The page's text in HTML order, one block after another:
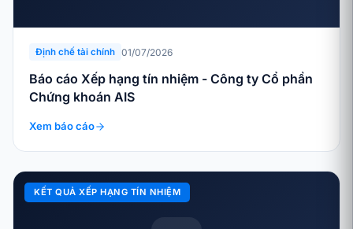
Định chế tài chính 01/07/2026
Báo cáo Xếp hạng tín nhiệm - Công ty Cổ phần
Chứng khoán AIS
Xem báo cáo
KẾT QUẢ XẾP HẠNG TÍN NHIỆM